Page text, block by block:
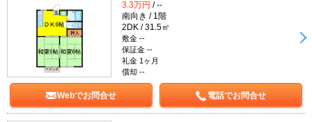
3.3万円 / --
南向き / 1階
2DK / 31.5㎡
敷金 --
保証金 --
礼金 1ヶ月
償却 --
Webでお問合せ 電話でお問合せ